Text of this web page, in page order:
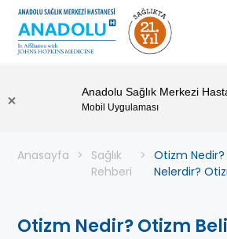
Anadolu Sağlık Merkezi
Mobil Uygulaması
Anasayfa
Sağlık
Rehberi
Otizm
Nelerdir?
Otizm Nedir? Otizm